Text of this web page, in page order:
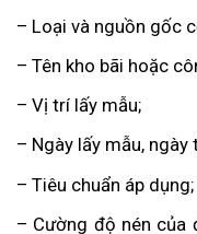
– Loại và nguồn gốc
– Tên kho bãi hoặc
– Vị trí lấy mẫu;
– Ngày lấy mẫu, ngày
– Tiêu chuẩn áp dụng;
– Cường độ nén